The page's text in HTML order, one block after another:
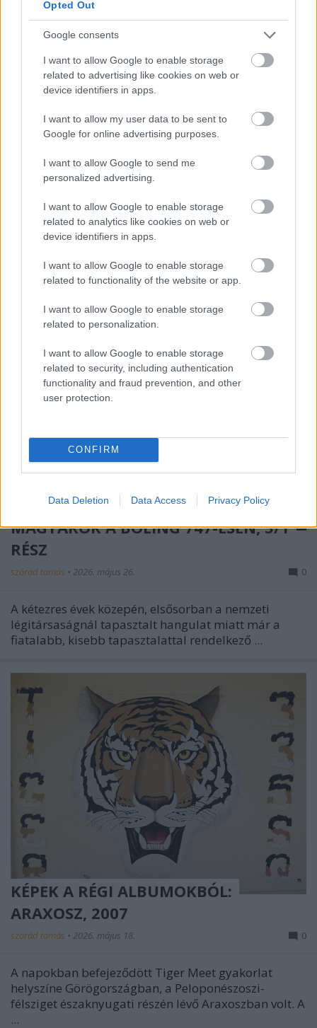
Opted Out
Google consents
I want to allow Google to enable storage
related to advertising like cookies on web or
device identifiers in apps.
I want to allow my user data to be sent to
Google for online advertising purposes.
I want to allow Google to send me
personalized advertising.
I want to allow Google to enable storage
related to analytics like cookies on web or
device identifiers in apps.
I want to allow Google to enable storage
related to functionality of the website or app.
I want to allow Google to enable storage
related to personalization.
I want to allow Google to enable storage
related to security, including authentication
functionality and fraud prevention, and other
user protection.
CONFIRM
Data Deletion Data Access Privacy Policy
MAGYAROK A BOEING 747-ESEN, 3/2
RÉSZ
A kétezres évek közepén, elsősorban a nemzeti
fiatalabb, kisebb tapasztalattal rendelkező ...
MAGYAROK A BOEING 747-ESEN, 3/1
RÉSZ
szórád tamás • 2026. május 26. 0
A kétezres évek közepén, elsősorban a nemzeti
légitársaságnál tapasztalt hangulat miatt már a
fiatalabb, kisebb tapasztalattal rendelkező ...
KÉPEK A RÉGI ALBUMOKBÓL:
ARAXOSZ, 2007
szórád tamás • 2026. május 18. 0
A napokban befejeződött Tiger Meet gyakorlat
helyszíne Görögországban, a Peloponészoszi-
félsziget északnyugati részén lévő Araxoszban volt. A
...